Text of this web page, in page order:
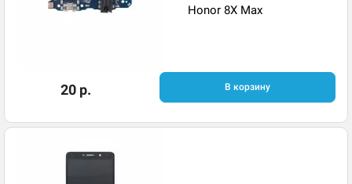
Honor 8X Max
20 р. В корзину